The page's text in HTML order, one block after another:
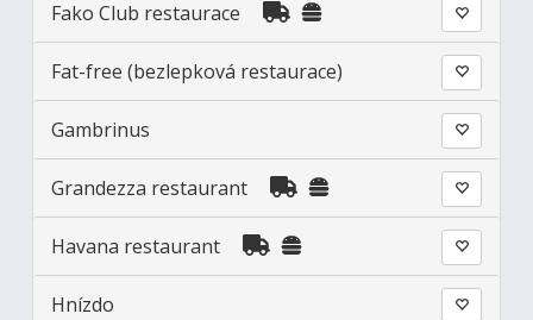
Fako Club restaurace
Fat-free (bezlepková restaurace)
Gambrinus
Grandezza restaurant
Havana restaurant
Hnízdo